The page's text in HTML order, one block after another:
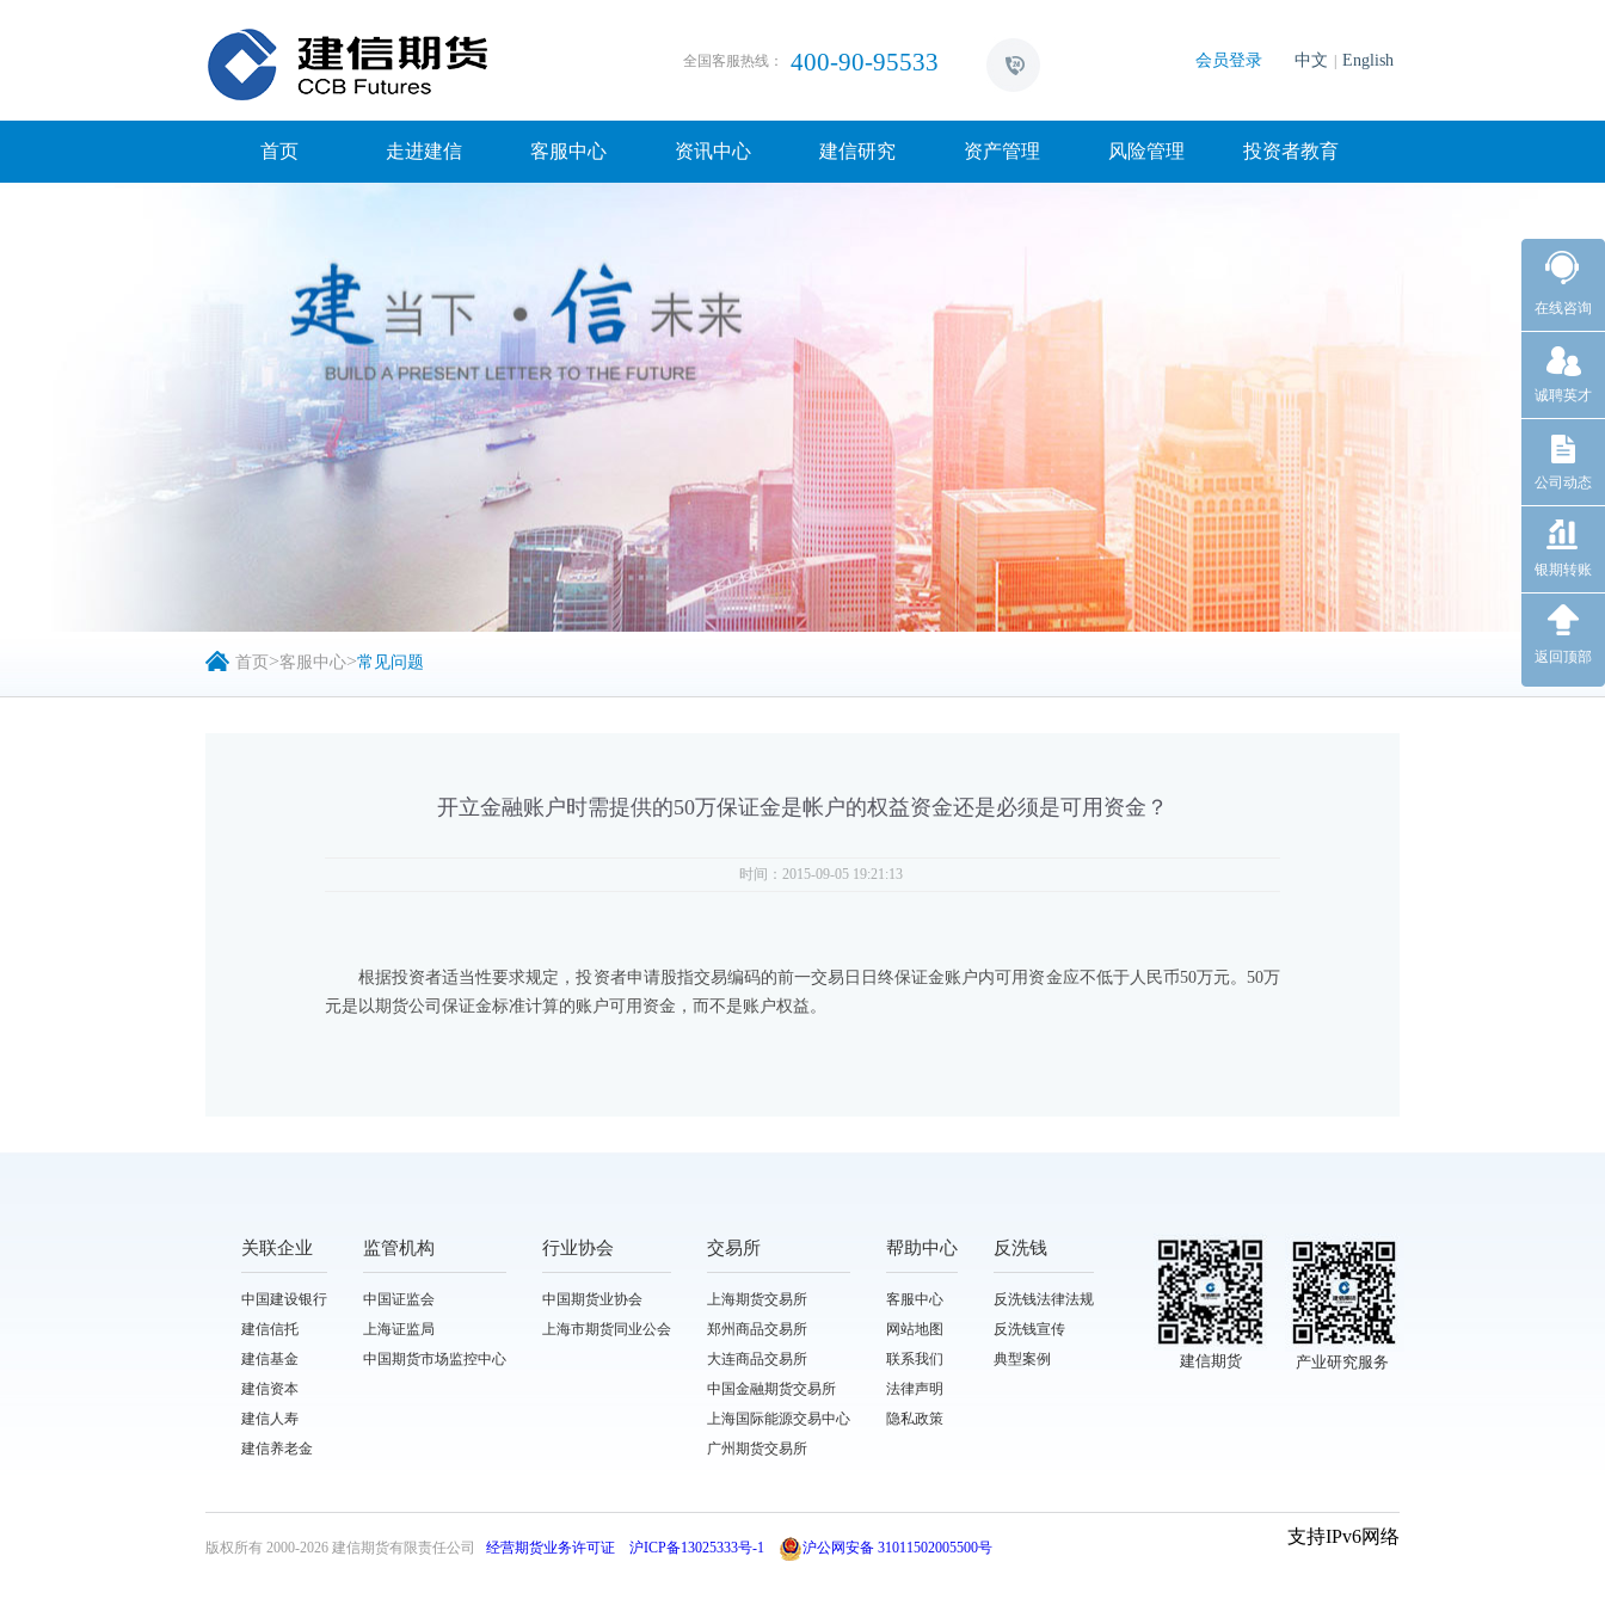
在线咨询
诚聘英才
公司动态
银期转账
返回顶部
会员登录
全国客服热线： 400-90-95533 中文 English
首页 走进建信 客服中心 资讯中心 建信研究 资产管理 风险管理 投资者教育
首页 >客服中心>常见问题
开立金融账户时需提供的50万保证金是帐户的权益资金还是必须是可用资金？
时间：2015-09-05 19:21:13
根据投资者适当性要求规定，投资者申请股指交易编码的前一交易日日终保证金账户内可用资金应不低于人民币50万元。50万
元是以期货公司保证金标准计算的账户可用资金，而不是账户权益。
关联企业
中国建设银行
建信信托
建信基金
建信资本
建信人寿
建信养老金
监管机构
中国证监会
上海证监局
中国期货市场监控中心
行业协会
中国期货业协会
上海市期货同业公会
交易所
上海期货交易所
郑州商品交易所
大连商品交易所
中国金融期货交易所
上海国际能源交易中心
广州期货交易所
帮助中心
客服中心
网站地图
联系我们
法律声明
隐私政策
反洗钱
反洗钱法律法规
反洗钱宣传
典型案例
产业研究服务
建信期货
版权所有 2000-2026 建信期货有限责任公司 经营期货业务许可证 沪ICP备13025333号-1 沪公网安备 31011502005500号
支持IPv6网络